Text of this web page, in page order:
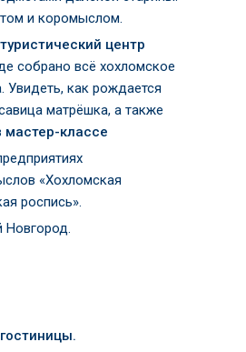
и коромыслом.
центр
собрано всё хохломское
Увидеть, как рождается
матрёшка, а также
мастер-классе
«Хохломская
роспись».
Новгород.